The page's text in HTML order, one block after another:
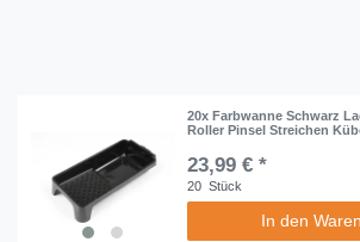
20x Farbwanne Schwarz
Roller Pinsel Streichen
23,99 € *
20 Stück
In den